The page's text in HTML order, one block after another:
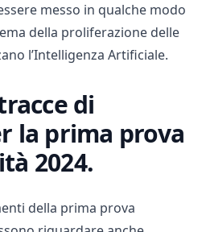
messo in qualche modo
della proliferazione delle
l’Intelligenza Artificiale.
di
la prima prova
2024.
della prima prova